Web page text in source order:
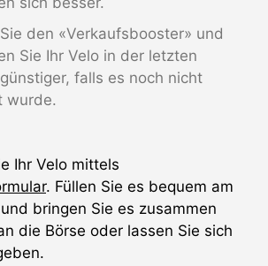
den «Verkaufsbooster» und
Sie Ihr Velo in der letzten
falls es noch nicht
wurde.
Ihr Velo mittels
. Füllen Sie es bequem am
bringen Sie es zusammen
die Börse oder lassen Sie sich